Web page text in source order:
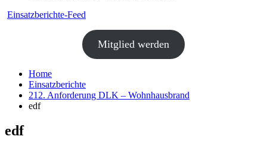
Einsatzberichte-Feed
Mitglied werden
Home
Einsatzberichte
212. Anforderung DLK – Wohnhausbrand
edf
edf